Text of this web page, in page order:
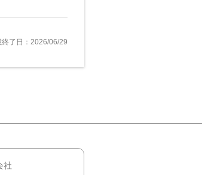
終了日：2026/06/29
社